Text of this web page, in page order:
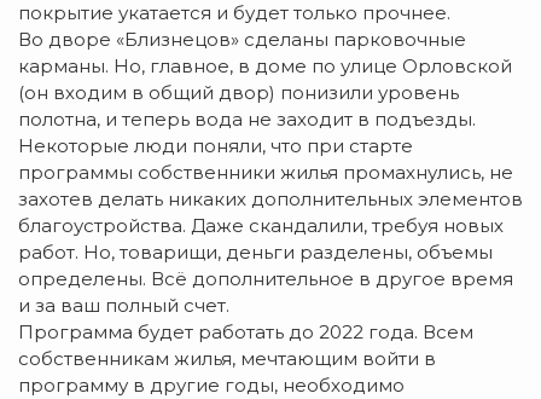
покрытие укатается и будет только прочнее.
Во дворе «Близнецов» сделаны парковочные
карманы. Но, главное, в доме по улице Орловской
(он входим в общий двор) понизили уровень
полотна, и теперь вода не заходит в подъезды.
Некоторые люди поняли, что при старте
программы собственники жилья промахнулись, не
захотев делать никаких дополнительных элементов
благоустройства. Даже скандалили, требуя новых
работ. Но, товарищи, деньги разделены, объемы
определены. Всё дополнительное в другое время
и за ваш полный счет.
Программа будет работать до 2022 года. Всем
собственникам жилья, мечтающим войти в
программу в другие годы, необходимо